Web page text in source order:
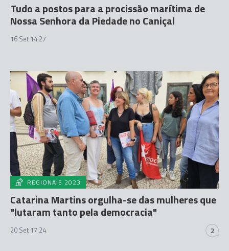
Tudo a postos para a procissão marítima de
Nossa Senhora da Piedade no Caniçal
16 Set 14:27
REGIONAIS 2023
Catarina Martins orgulha-se das mulheres que
"lutaram tanto pela democracia"
20 Set 17:24 2